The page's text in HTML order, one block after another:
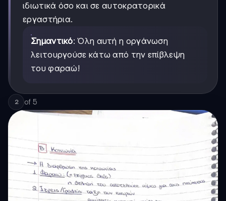
ιδιωτικά όσο και σε αυτοκρατορικά
εργαστήρια.
Σημαντικό: Όλη αυτή η οργάνωση
λειτουργούσε κάτω από την επίβλεψη
του φαραώ!
2 of 5